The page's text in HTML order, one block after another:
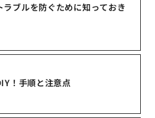
ブルを防ぐために知っておき
！手順と注意点